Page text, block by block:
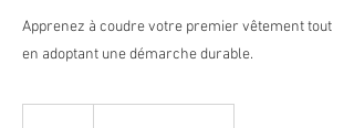
Apprenez à coudre votre premier vêtement tout
en adoptant une démarche durable.